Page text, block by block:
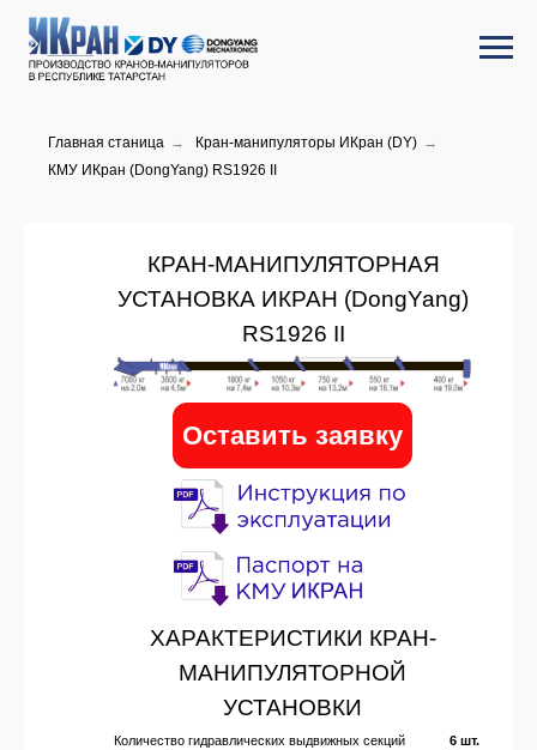
Главная станица → Кран-манипуляторы ИКран (DY) →
КМУ ИКран (DongYang) RS1926 II
КРАН-МАНИПУЛЯТОРНАЯ
УСТАНОВКА ИКРАН (DongYang)
RS1926 II
ХАРАКТЕРИСТИКИ КРАН-
МАНИПУЛЯТОРНОЙ
УСТАНОВКИ
Количество гидравлических выдвижных секций
6 шт.
Оставить заявку